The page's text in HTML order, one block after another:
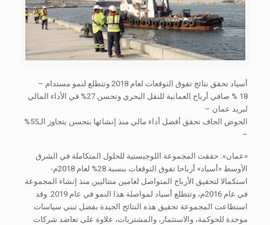
أسياد تحقق نتائج تفوق التوقعات لعام 2018 وتتطلع لنمو مستدام –
18 % صافي أرباح العمانية للنقل البحري وتحسن 27% في الأداء المالي
لبريد عمان –
الحوض الجاف تحقق أفضل أداء مالي منذ إنشائها بتحسن يتجاوز الـ55%
–
«عمان»: حققت المجموعة اللوجيستية للحلول المتكاملة في الشرق
الأوسط «أسياد» أرباحا تفوق التوقعات بنسبة 28% لعام 2018م-
استكمالا لتحقيق الأرباح المتواصل لعامين متتاليين منذ إنشاء المجموعة
في عام 2016م، وتتطلع أسياد لمواصلة هذا النمو في عام 2019. وقد
استطاعت المجموعة تحقيق هذه النتائج الجيدة بفضل تبني سياسات
موحدة للحوكمة، والاستثمار، والمشتريات، علاوة على تعاضد شركات